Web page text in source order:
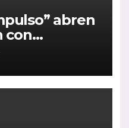
abren
con
y